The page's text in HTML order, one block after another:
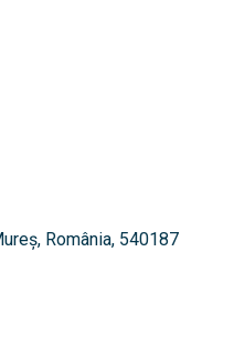
România, 540187